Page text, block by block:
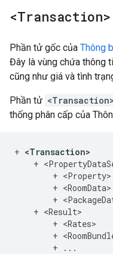
<Transaction>
Phần tử gốc của Thông
Đây là vùng chứa thông
cũng như giá và tình
Phần tử
thống phân cấp của
+ <Transaction>
+ <
+ <Property>
+ <RoomData>
+ <
+ <Result>
+ <Rates>
+ <
+
...